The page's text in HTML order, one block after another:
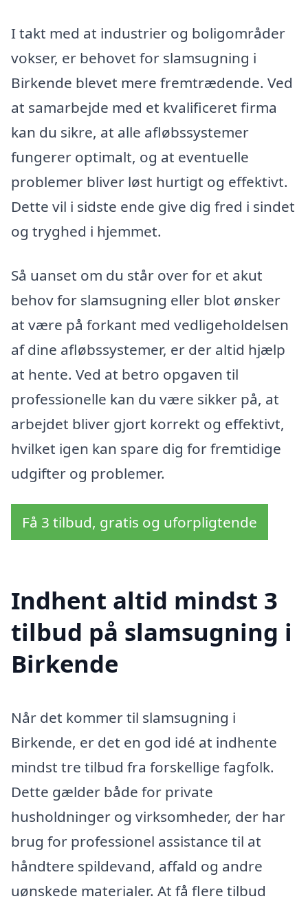
I takt med at industrier og boligområder
vokser, er behovet for slamsugning i
Birkende blevet mere fremtrædende. Ved
at samarbejde med et kvalificeret firma
kan du sikre, at alle afløbssystemer
fungerer optimalt, og at eventuelle
problemer bliver løst hurtigt og effektivt.
Dette vil i sidste ende give dig fred i sindet
og tryghed i hjemmet.
Så uanset om du står over for et akut
behov for slamsugning eller blot ønsker
at være på forkant med vedligeholdelsen
af dine afløbssystemer, er der altid hjælp
at hente. Ved at betro opgaven til
professionelle kan du være sikker på, at
arbejdet bliver gjort korrekt og effektivt,
hvilket igen kan spare dig for fremtidige
udgifter og problemer.
Få 3 tilbud, gratis og uforpligtende
Indhent altid mindst 3
tilbud på slamsugning i
Birkende
Når det kommer til slamsugning i
Birkende, er det en god idé at indhente
mindst tre tilbud fra forskellige fagfolk.
Dette gælder både for private
husholdninger og virksomheder, der har
brug for professionel assistance til at
håndtere spildevand, affald og andre
uønskede materialer. At få flere tilbud